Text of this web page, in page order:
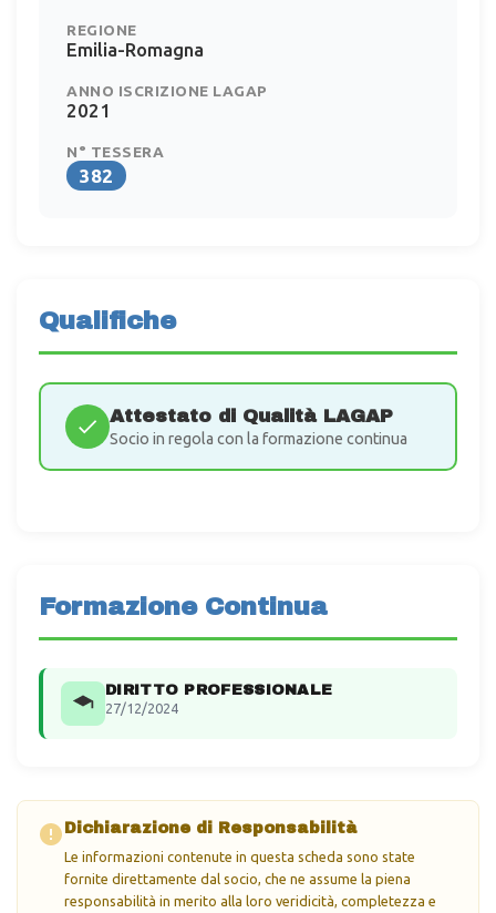
REGIONE
Emilia-Romagna
ANNO ISCRIZIONE LAGAP
2021
N° TESSERA
382
Qualifiche
Attestato di Qualità LAGAP
Socio in regola con la formazione continua
Formazione Continua
DIRITTO PROFESSIONALE
27/12/2024
Dichiarazione di Responsabilità
Le informazioni contenute in questa scheda sono state
fornite direttamente dal socio, che ne assume la piena
responsabilità in merito alla loro veridicità, completezza e